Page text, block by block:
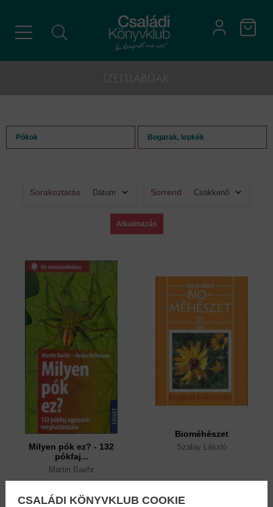
Pókok Bogarak, lepkék
Sorakoztatás Sorrend
Milyen pók ez? - 132
pókfaj...
Martin Baehr
5,90 €
Bioméhészet
Szalay László
8,90 €
CSALÁDI KÖNYVKLUB COOKIE